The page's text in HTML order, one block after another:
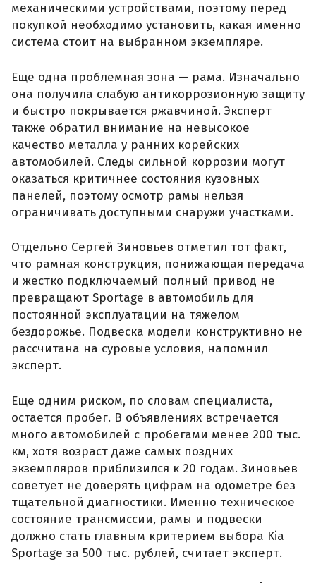
механическими устройствами, поэтому перед
покупкой необходимо установить, какая именно
система стоит на выбранном экземпляре.
Еще одна проблемная зона — рама. Изначально
она получила слабую антикоррозионную защиту
и быстро покрывается ржавчиной. Эксперт
также обратил внимание на невысокое
качество металла у ранних корейских
автомобилей. Следы сильной коррозии могут
оказаться критичнее состояния кузовных
панелей, поэтому осмотр рамы нельзя
ограничивать доступными снаружи участками.
Отдельно Сергей Зиновьев отметил тот факт,
что рамная конструкция, понижающая передача
и жестко подключаемый полный привод не
превращают Sportage в автомобиль для
постоянной эксплуатации на тяжелом
бездорожье. Подвеска модели конструктивно не
рассчитана на суровые условия, напомнил
эксперт.
Еще одним риском, по словам специалиста,
остается пробег. В объявлениях встречается
много автомобилей с пробегами менее 200 тыс.
км, хотя возраст даже самых поздних
экземпляров приблизился к 20 годам. Зиновьев
советует не доверять цифрам на одометре без
тщательной диагностики. Именно техническое
состояние трансмиссии, рамы и подвески
должно стать главным критерием выбора Kia
Sportage за 500 тыс. рублей, считает эксперт.